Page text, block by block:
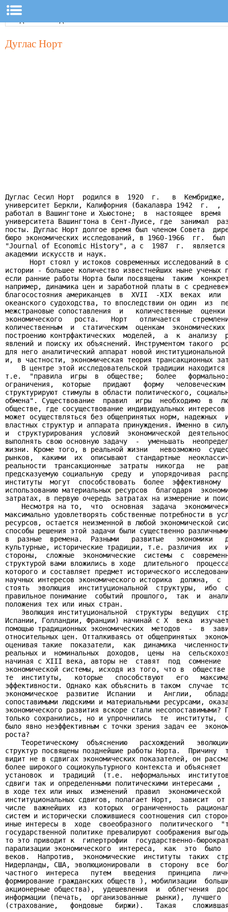
Дуглас Норт
Дуглас Сесил Норт  родился в  1920  г.   в
университет Беркли, Калифорния (бакалавра 1942  г.
работал в Вашингтоне и Хьюстоне;  в  настоящее  время
университета Вашингтона в Сент-Луисе, где  занимал
посты. Дуглас Норт долгое время был членом Совета
бюро экономических исследований, в 1960-1966  гг.
"Journal of Economic History", а с  1987  г.  является
академии искусств и наук.
Норт стоял у истоков современных исследований в
истории - большее количество известнейших ныне
если ранние работы Норта были посвящены  таким
например, динамика цен и заработной платы в с
благосостояния американцев  в  XVII  -XIX  веках  или
океанского судоходства, то впоследствии он один  из
межстрановые сопоставления  и   количественные
экономического   роста.   Норт   отличается
количественным  и  статическим  оценкам
построению контрфактических  моделей,  а  к  анализу
явлений и поиску их объяснений. Инструментом такого
для него аналитический аппарат новой
и, в частности, экономическая теория трансакционных
В центре этой исследовательской традиции
т.е.  "правила  игры  в  обществе;   более
ограничения,  которые   придают   форму
структурируют стимулы в области политического,
обмена". Существование  правил  игры  необходимо  в
обществе, где сосуществование индивидуальных
может осуществляться без общепринятых норм, надежных
властных структур и аппарата принуждения. Именно в
и  структурирования  условий  экономической
выполнять свою основную задачу  -  уменьшать
жизни. Кроме того, в реальной жизни   невозможно
рынков,  какими  их  описывают  стандартные
реальности  трансакционные  затраты  никогда   не
предсказуемую социальную  среду  и  упорядочивая
институты  могут  способствовать  более  эффективному
использованию материальных ресурсов  благодаря
затратах, в первую очередь затратах на измерение и
Несмотря на то,  что  основная  задача
максимально удовлетворять собственные потребности в
ресурсов, остается неизменной в любой экономической
способы решения этой задачи были существенно
в  разные  времена.  Разными   развитые   экономики
культурные, исторические традиции, т.е. различия  их
стороны,  сложные  экономические  системы  с
структурой вами вложились в ходе  длительного
которого и составляет предмет исторического
научных интересов экономического историка  должна,
стоять  эволюция  институциональной  структуры,  ибо
правильное понимание  событий  прошлого,  так  и
положения тех или иных стран.
Эволюция институциональной  структуры  ведущих
Испании, Голландии, Франции) начинай с X  века
помощью традиционных экономических  методов  -  в
относительных цен. Отталкиваясь от общепринятых
оценивая такие  показатели,  как  динамика
реальных и  номинальных  доходов,  цены  на
начиная с XIII века, авторы не  ставят  под  сомнение
экономической системы, исходя из того, что в
те  институты,   которые   способствуют   его
эффективности. Однако как объяснить в таком  случае
экономическое  развитие  Испании   и   Англии,
сопоставимыми людскими и материальными ресурсами,
экономического развития вскоре стали
только сохранились, но и упрочнились  те  институты,
было явно неэффективным с точки зрения задач ее
роста?
Теоретическому  объяснению   расхождений
структур посвящены позднейшие работы Норта.  Причину
видит не в сдвигах экономических показателей, он
более широкого социокультурного контекста и
установок  и  традиций  (т.е.  неформальных
сдвиги так и определенными политическими интересами ,
в ходе тех или иных  изменений  правил
институциональных сдвигов, полагает Норт,  зависит
числе  важнейших  из  которых  ограниченность
систем и исторически сложившиеся соотношения сил
иные интересы в  ходе  своеобразного
государственной политике превалируют соображения
то это приводит к  гипертрофии  государственно-
парализации экономического  интереса,  как  это
веков.  Напротив,  экономические  институты  таких
Нидерланды, США, эволюционировали  в  сторону  все
частного  интереса   путем   введения   принципа
формирование гражданских обществ ), мобилизации
акционерные общества),  удешевления  и  облегчения
информации (печать,  организованные  рынки),  лучшего
(страхование,   фондовые   биржи).   Такая